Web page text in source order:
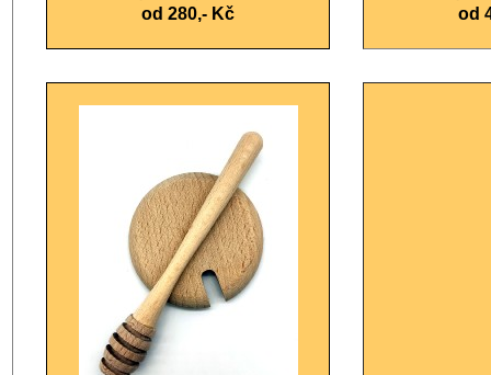
od 280,- Kč od